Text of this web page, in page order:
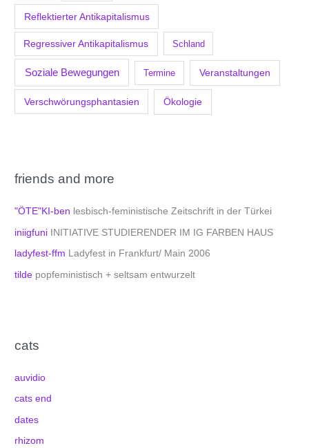
Reflektierter Antikapitalismus
Regressiver Antikapitalismus Schland
Soziale Bewegungen Termine Veranstaltungen
Verschwörungsphantasien Ökologie
friends and more
"ÖTE"KI-ben lesbisch-feministische Zeitschrift in der Türkei
iniigfuni INITIATIVE STUDIERENDER IM IG FARBEN HAUS
ladyfest-ffm Ladyfest in Frankfurt/ Main 2006
tilde popfeministisch + seltsam entwurzelt
cats
auvidio
cats end
dates
rhizom